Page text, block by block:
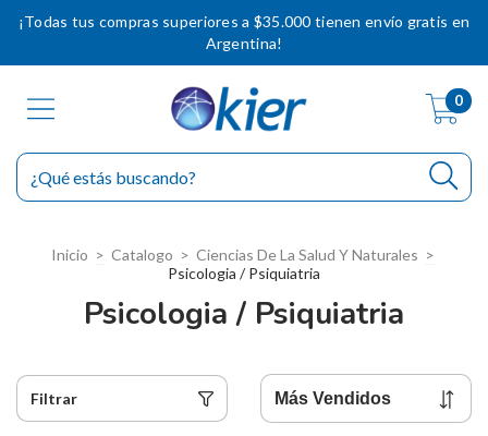
¡Todas tus compras superiores a $35.000 tienen envío gratis en
Argentina!
0
Inicio > Catalogo > Ciencias De La Salud Y Naturales >
Psicologia / Psiquiatria
Psicologia / Psiquiatria
Filtrar